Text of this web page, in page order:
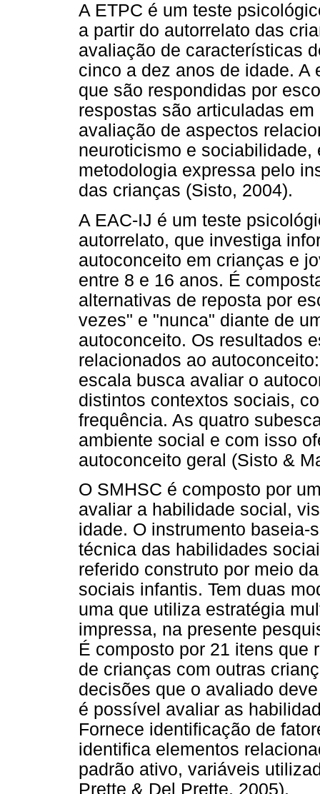
A ETPC é um teste
a partir do autorrelato das
avaliação de características
cinco a dez anos de idade. A
que são respondidas por
respostas são articuladas
avaliação de aspectos
neuroticismo e
metodologia expressa pelo
das crianças (Sisto, 2004).
A EAC-IJ é um teste
autorrelato, que investiga
autoconceito em crianças e
entre 8 e 16 anos. É
alternativas de reposta por
vezes" e "nunca" diante de
autoconceito. Os resultados
relacionados ao
escala busca avaliar o
distintos contextos sociais,
frequência. As quatro
ambiente social e com isso
autoconceito geral (Sisto &
O SMHSC é composto por
avaliar a habilidade social,
idade. O instrumento
técnica das habilidades
referido construto por meio
sociais infantis. Tem duas
uma que utiliza estratégia
impressa, na presente
É composto por 21 itens que
de crianças com outras
decisões que o avaliado
é possível avaliar as
Fornece identificação de
identifica elementos
padrão ativo, variáveis
Prette & Del Prette, 2005).